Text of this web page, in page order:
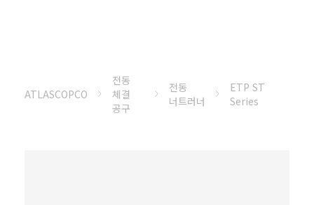
ATLASCOPCO
전동
체결
공구
전동
너트러너
ETP ST
Series